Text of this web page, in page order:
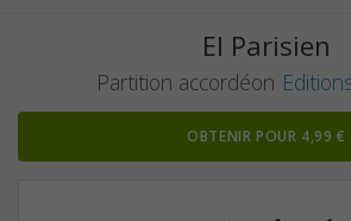
El Parisien
Partition accordéon
OBTENIR POUR 4,99 €